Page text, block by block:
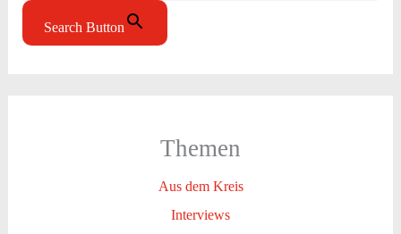
Search Button
Themen
Aus dem Kreis
Interviews